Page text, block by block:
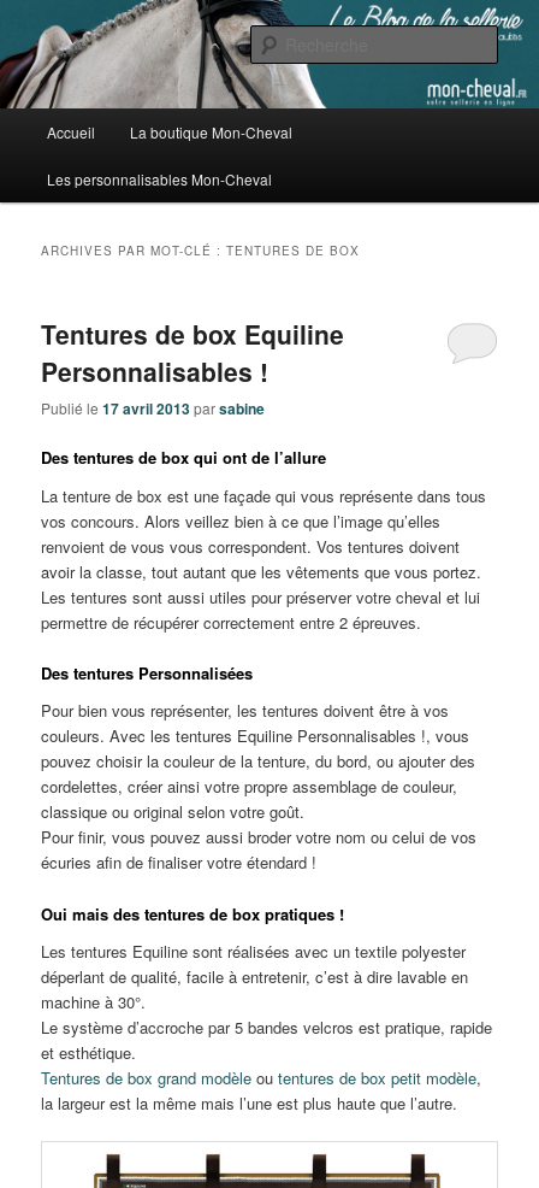
contenu
principal
contenu
secondaireBlog de la sellerie en ligne Mon
Cheval
principal
Accueil La boutique Mon-Cheval
Les personnalisables Mon-Cheval
ARCHIVES PAR MOT-CLÉ :TENTURES DE BOX
Tentures de box Equiline
Personnalisables !
Publié le17 avril 2013parsabine
Des tentures de box qui ont de l’allure
La tenture de box est une façade qui vous représente dans tous
vos concours. Alors veillez bien à ce que l’image qu’elles
renvoient de vous vous correspondent. Vos tentures doivent
avoir la classe, tout autant que les vêtements que vous portez.
Les tentures sont aussi utiles pour préserver votre cheval et lui
permettre de récupérer correctement entre 2 épreuves.
Des tentures Personnalisées
Pour bien vous représenter, les tentures doivent être à vos
couleurs. Avec les tentures Equiline Personnalisables !, vous
pouvez choisir la couleur de la tenture, du bord, ou ajouter des
cordelettes, créer ainsi votre propre assemblage de couleur,
classique ou original selon votre goût.
Pour finir, vous pouvez aussi broder votre nom ou celui de vos
écuries afin de finaliser votre étendard !
Oui mais des tentures de box pratiques !
Les tentures Equiline sont réalisées avec un textile polyester
déperlant de qualité, facile à entretenir, c’est à dire lavable en
machine à 30°.
Le système d’accroche par 5 bandes velcros est pratique, rapide
et esthétique.
Tentures de box grand modèle outentures de box petit modèle,
la largeur est la même mais l’une est plus haute que l’autre.